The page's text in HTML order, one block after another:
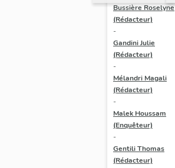
Bussière Roselyne
(Rédacteur)
-
Gandini Julie
(Rédacteur)
-
Mélandri Magali
(Rédacteur)
-
Malek Houssam
(Enquêteur)
-
Gentili Thomas
(Rédacteur)